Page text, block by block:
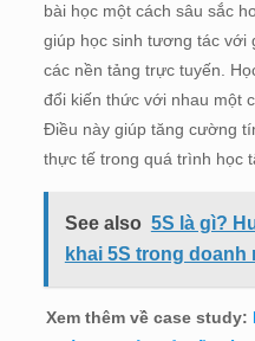
bài học một cách sâu sắc
giúp học sinh tương tác với
các nền tảng trực tuyến.
đổi kiến thức với nhau một
Điều này giúp tăng cường
thực tế trong quá trình học
See also 5S là gì?
khai 5S trong doanh
Xem thêm về case study: